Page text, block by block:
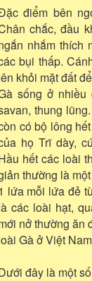
điểm bên
chắc, đầu
nhắm thích
bụi thấp.
khỏi mặt đất
sống ở nhiều
thung
có bộ lông
họ Trĩ dày,
hết các loài
thường là
lứa mỗi lứa đẻ
các loài hạt,
nở thường ăn
Gà ở Việt
đây là một